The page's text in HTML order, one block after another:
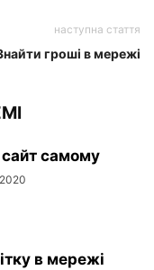
наступна стаття
гроші в мережі
самому
в мережі